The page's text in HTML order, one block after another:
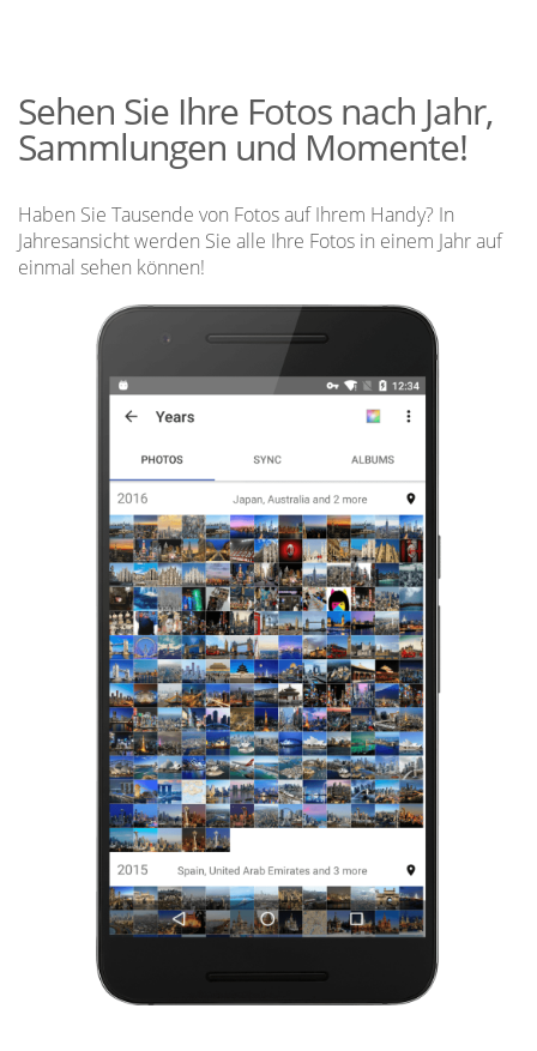
Sehen Sie Ihre Fotos nach Jahr,
Sammlungen und Momente!
Haben Sie Tausende von Fotos auf Ihrem Handy? In
Jahresansicht werden Sie alle Ihre Fotos in einem Jahr auf
einmal sehen können!